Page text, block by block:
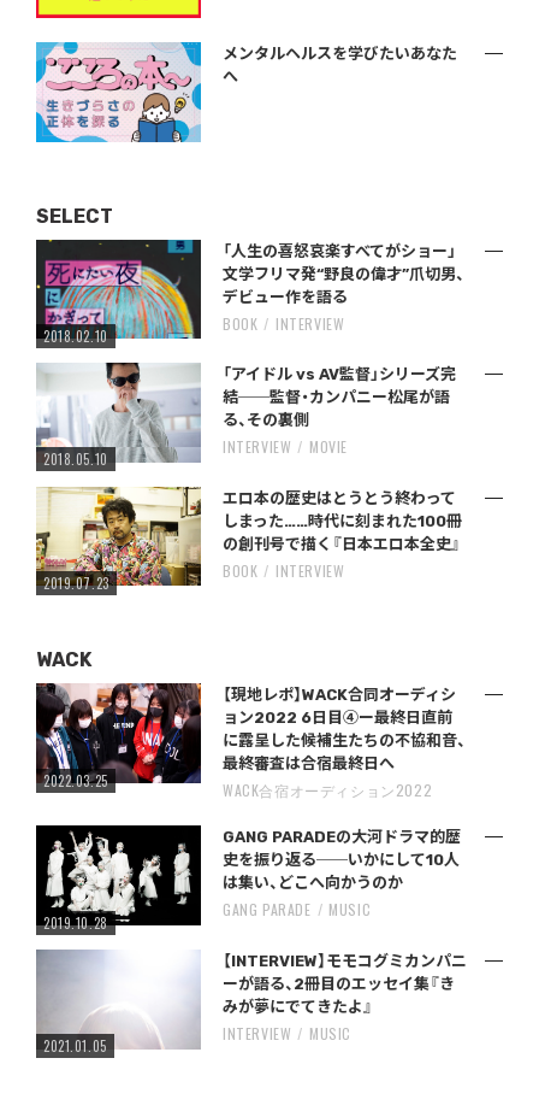
メンタルヘルスを学びたいあなた
へ
SELECT
2018.02.10
「人生の喜怒哀楽すべてがショー」
文学フリマ発“野良の偉才”爪切男、
デビュー作を語る
BOOK INTERVIEW
2018.05.10
「アイドル vs AV監督」シリーズ完
結──監督・カンパニー松尾が語
る、その裏側
INTERVIEW MOVIE
2019.07.23
エロ本の歴史はとうとう終わって
しまった……時代に刻まれた100冊
の創刊号で描く『日本エロ本全史』
BOOK INTERVIEW
WACK
2022.03.25
【現地レポ】WACK合同オーディシ
ョン2022 6日目④ー最終日直前
に露呈した候補生たちの不協和音、
最終審査は合宿最終日へ
WACK合宿オーディション2022
2019.10.28
GANG PARADEの大河ドラマ的歴
史を振り返る──いかにして10人
は集い、どこへ向かうのか
GANG PARADE MUSIC
2021.01.05
【INTERVIEW】モモコグミカンパニ
ーが語る、2冊目のエッセイ集『き
みが夢にでてきたよ』
INTERVIEW MUSIC